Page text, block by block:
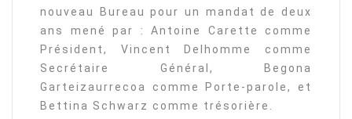
nouveau Bureau pour un mandat de deux
ans mené par : Antoine Carette comme
Président, Vincent Delhomme comme
Secrétaire Général, Begona
Garteizaurrecoa comme Porte-parole, et
Bettina Schwarz comme trésorière.